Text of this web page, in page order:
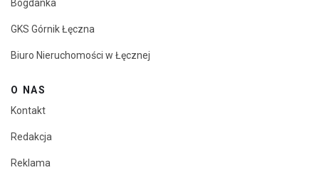
Bogdanka
GKS Górnik Łęczna
Biuro Nieruchomości w Łęcznej
O NAS
Kontakt
Redakcja
Reklama